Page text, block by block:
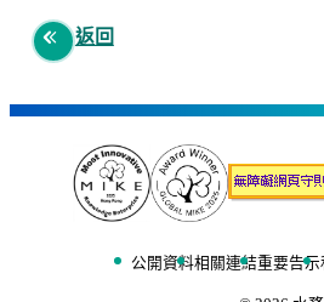
返回
公開資料相關連結重要告示